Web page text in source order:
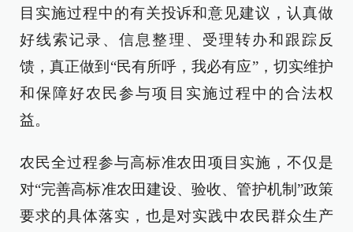
目实施过程中的有关投诉和意见建议，认真做
好线索记录、信息整理、受理转办和跟踪反
馈，真正做到“民有所呼，我必有应”，切实维护
和保障好农民参与项目实施过程中的合法权
益。
农民全过程参与高标准农田项目实施，不仅是
对“完善高标准农田建设、验收、管护机制”政策
要求的具体落实，也是对实践中农民群众生产